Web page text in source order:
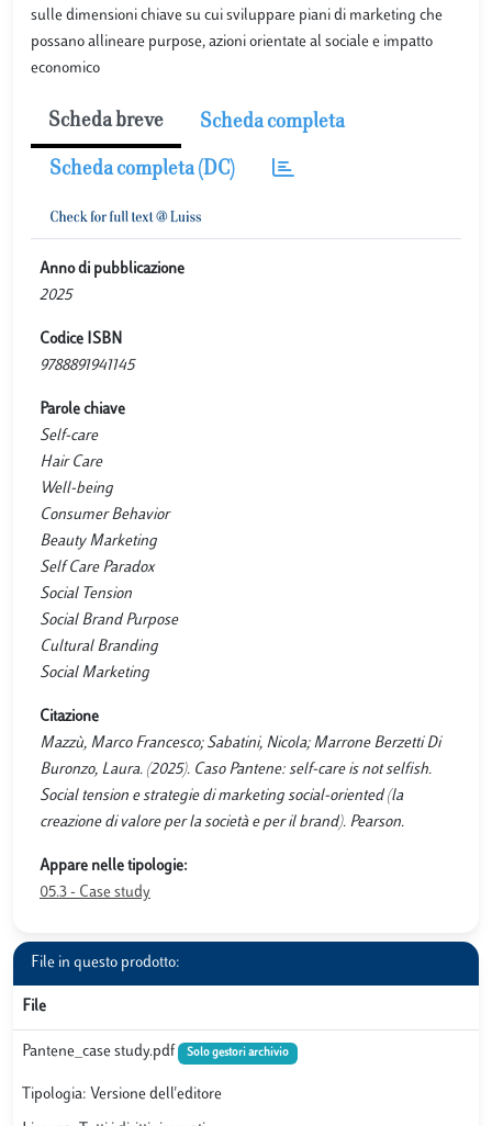
sulle dimensioni chiave su cui sviluppare piani di marketing che
possano allineare purpose, azioni orientate al sociale e impatto
economico
Scheda breve Scheda completa
Scheda completa (DC)
Anno di pubblicazione
2025
Codice ISBN
9788891941145
Parole chiave
Self-care
Hair Care
Well-being
Consumer Behavior
Beauty Marketing
Self Care Paradox
Social Tension
Social Brand Purpose
Cultural Branding
Social Marketing
Citazione
Mazzù, Marco Francesco; Sabatini, Nicola; Marrone Berzetti Di
Buronzo, Laura. (2025). Caso Pantene: self-care is not selfish.
Social tension e strategie di marketing social-oriented (la
creazione di valore per la società e per il brand). Pearson.
Appare nelle tipologie:
05.3 - Case study
File in questo prodotto:
File
Pantene_case study.pdf Solo gestori archivio
Tipologia: Versione dell'editore